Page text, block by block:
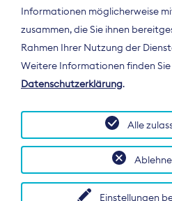
Der Bundesverband
Zeitungsverleger (BDZV)
Spitzenorganisation die
Deutschland und auf EU-
Informationen möglicherweise
zusammen, die Sie ihnen
Rahmen Ihrer Nutzung der
Weitere Informationen finden Sie
Datenschutzerklärung.
Einstellungen
Alle